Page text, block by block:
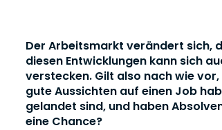
Der Arbeitsmarkt verändert sich,
diesen Entwicklungen kann sich
verstecken. Gilt also nach wie
gute Aussichten auf einen Job
gelandet sind, und haben
eine Chance?